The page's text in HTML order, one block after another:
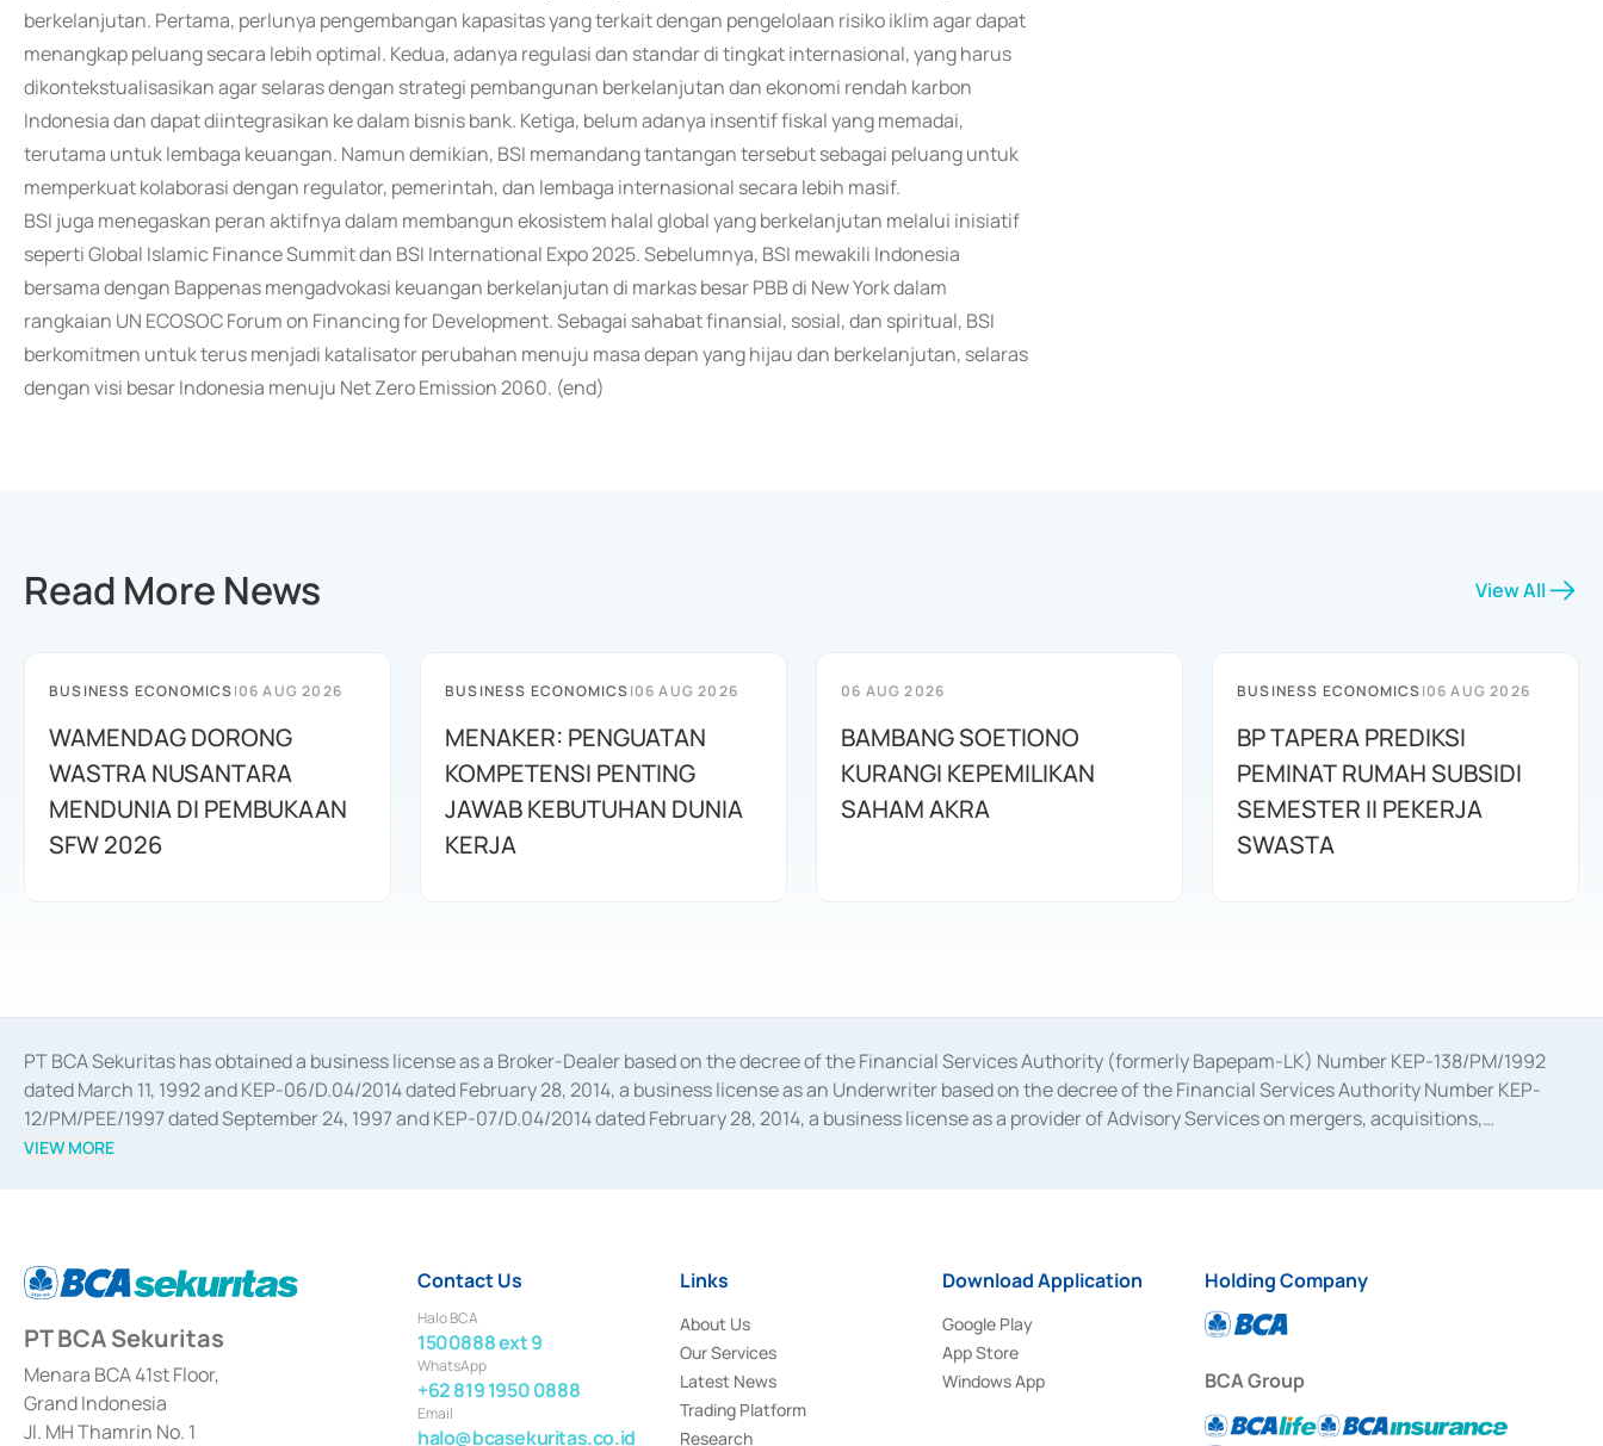
berkelanjutan. Pertama, perlunya pengembangan kapasitas yang terkait dengan pengelolaan risiko iklim agar dapat
menangkap peluang secara lebih optimal. Kedua, adanya regulasi dan standar di tingkat internasional, yang harus
dikontekstualisasikan agar selaras dengan strategi pembangunan berkelanjutan dan ekonomi rendah karbon
Indonesia dan dapat diintegrasikan ke dalam bisnis bank. Ketiga, belum adanya insentif fiskal yang memadai,
terutama untuk lembaga keuangan. Namun demikian, BSI memandang tantangan tersebut sebagai peluang untuk
memperkuat kolaborasi dengan regulator, pemerintah, dan lembaga internasional secara lebih masif.
BSI juga menegaskan peran aktifnya dalam membangun ekosistem halal global yang berkelanjutan melalui inisiatif
seperti Global Islamic Finance Summit dan BSI International Expo 2025. Sebelumnya, BSI mewakili Indonesia
bersama dengan Bappenas mengadvokasi keuangan berkelanjutan di markas besar PBB di New York dalam
rangkaian UN ECOSOC Forum on Financing for Development. Sebagai sahabat finansial, sosial, dan spiritual, BSI
berkomitmen untuk terus menjadi katalisator perubahan menuju masa depan yang hijau dan berkelanjutan, selaras
dengan visi besar Indonesia menuju Net Zero Emission 2060. (end)
Read More News View All
BUSINESS ECONOMICS|06 AUG 2026
WAMENDAG DORONG
WASTRA NUSANTARA
MENDUNIA DI PEMBUKAAN
SFW 2026
BUSINESS ECONOMICS|06 AUG 2026
MENAKER: PENGUATAN
KOMPETENSI PENTING
JAWAB KEBUTUHAN DUNIA
KERJA
06 AUG 2026
BAMBANG SOETIONO
KURANGI KEPEMILIKAN
SAHAM AKRA
BUSINESS ECONOMICS|06 AUG 2026
BP TAPERA PREDIKSI
PEMINAT RUMAH SUBSIDI
SEMESTER II PEKERJA
SWASTA
PT BCA Sekuritas has obtained a business license as a Broker-Dealer based on the decree of the Financial Services Authority (formerly Bapepam-LK) Number KEP-138/PM/1992
dated March 11, 1992 and KEP-06/D.04/2014 dated February 28, 2014, a business license as an Underwriter based on the decree of the Financial Services Authority Number KEP-
12/PM/PEE/1997 dated September 24, 1997 and KEP-07/D.04/2014 dated February 28, 2014, a business license as a provider of Advisory Services on mergers, acquisitions,
divestments, and joint ventures based on the decree of the Financial Services Authority Number S-67/PM.21/2014 dated February 28, 2014, a business license as a provider of
Settlement of Commercial Paper Transactions whose license was issued in 2018.
VIEW MORE
PT BCA Sekuritas
Menara BCA 41st Floor,
Grand Indonesia
Jl. MH Thamrin No. 1
Contact Us
Halo BCA
1500888 ext 9
WhatsApp
+62 819 1950 0888
Email
halo@bcasekuritas.co.id
Links
About Us
Our Services
Latest News
Trading Platform
Research
Download Application
Google Play
App Store
Windows App
Holding Company
BCA Group